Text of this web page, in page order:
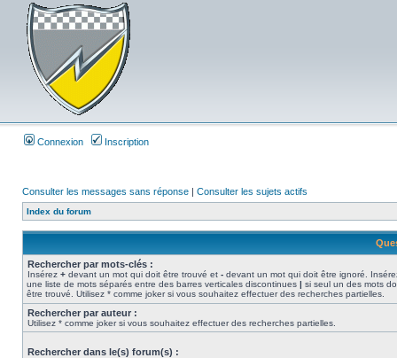
Connexion Inscription
Consulter les messages sans réponse | Consulter les sujets actifs
Index du forum
Rechercher par mots-clés :
Insérez + devant un mot qui doit être trouvé et - devant un mot qui doit être ignoré.
une liste de mots séparés entre des barres verticales discontinues | si seul un des mots
être trouvé. Utilisez * comme joker si vous souhaitez effectuer des recherches partielles.
Rechercher par auteur :
Utilisez * comme joker si vous souhaitez effectuer des recherches partielles.
Rechercher dans le(s) forum(s) :